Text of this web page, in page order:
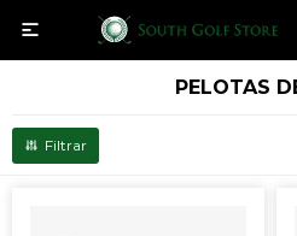

PELOTAS